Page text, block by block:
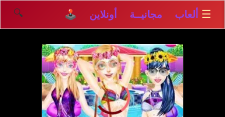
☰ ألعاب مجانيــة أونلاين 🕹️ 🔍
إلعــــب